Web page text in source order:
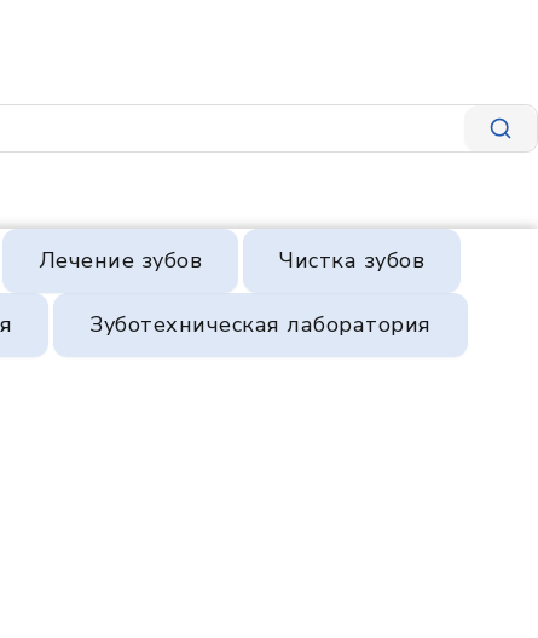
Лечение зубов Чистка зубов
Зуботехническая лаборатория